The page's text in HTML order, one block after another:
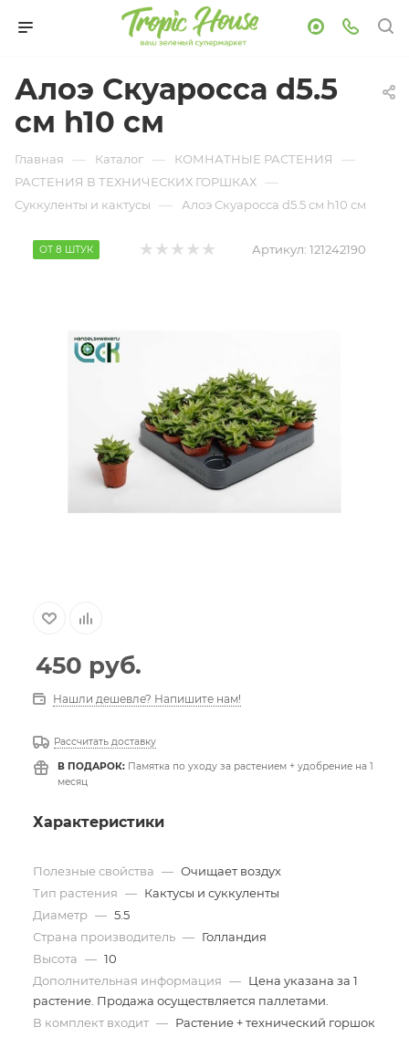
Алоэ Скуаросса d5.5
см h10 см
Главная — Каталог — КОМНАТНЫЕ РАСТЕНИЯ —
РАСТЕНИЯ В ТЕХНИЧЕСКИХ ГОРШКАХ —
Суккуленты и кактусы — Алоэ Скуаросса d5.5 см h10 см
ОТ 8 ШТУК Артикул: 121242190
450 руб.
Нашли дешевле? Напишите нам!
Рассчитать доставку
В ПОДАРОК: Памятка по уходу за растением + удобрение на 1
месяц
Характеристики
Полезные свойства — Очищает воздух
Тип растения — Кактусы и суккуленты
Диаметр — 5.5
Страна производитель — Голландия
Высота — 10
Дополнительная информация — Цена указана за 1
растение. Продажа осуществляется паллетами.
В комплект входит — Растение + технический горшок